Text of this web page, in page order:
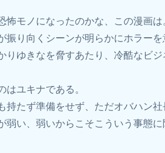
怖モノになったのかな、この漫画は
振り向くシーンが明らかにホラーを
りゆきなを脅すあたり、冷酷なビ
はユキナである。
持たず準備をせず、ただオバハン
弱い、弱いからこそこういう事態に